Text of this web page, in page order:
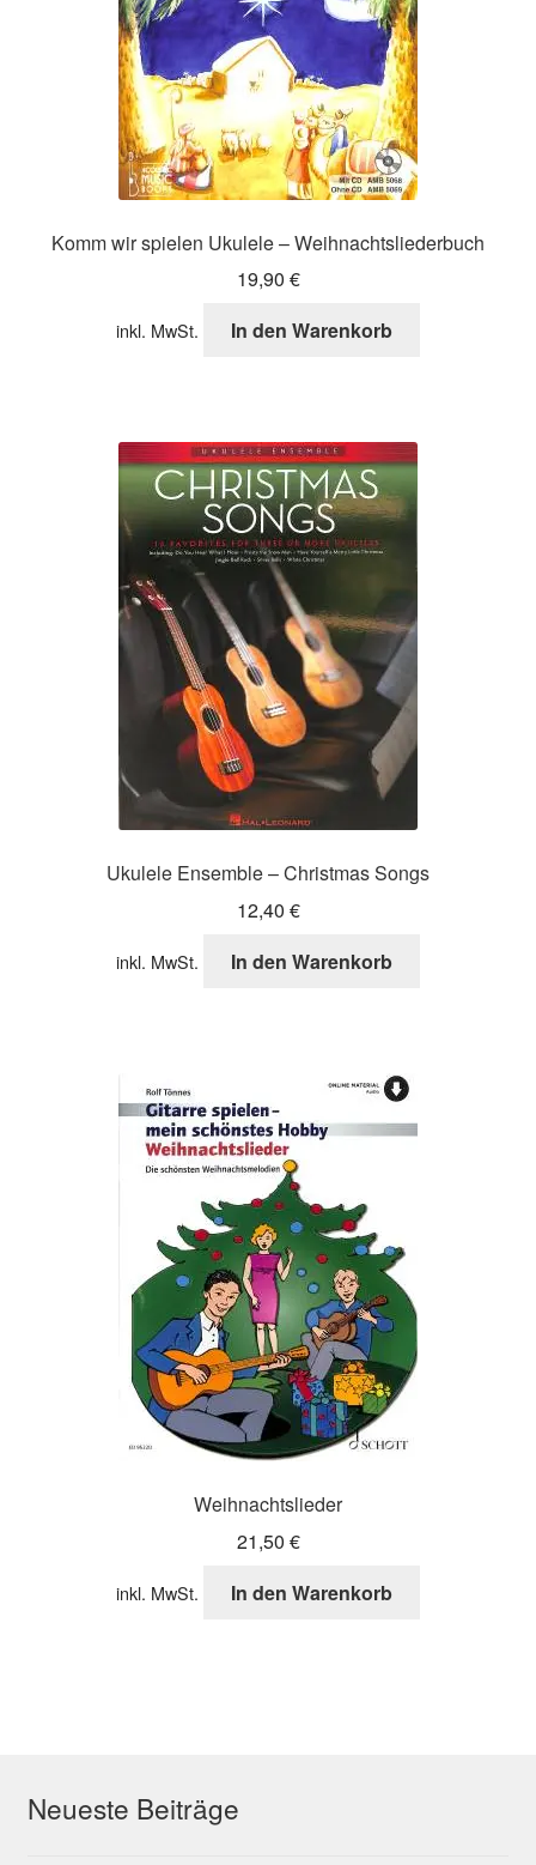
Komm wir spielen Ukulele – Weihnachtsliederbuch
19,90 €
inkl. MwSt. In den Warenkorb
Ukulele Ensemble – Christmas Songs
12,40 €
inkl. MwSt. In den Warenkorb
Weihnachtslieder
21,50 €
inkl. MwSt. In den Warenkorb
Neueste Beiträge